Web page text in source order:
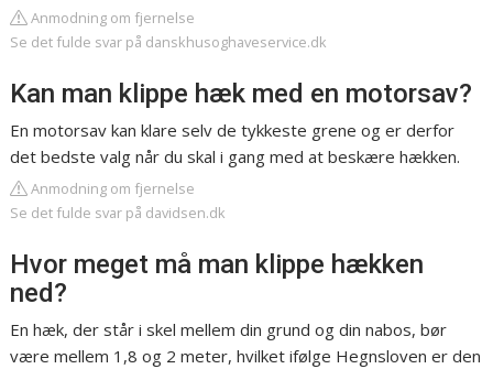
Anmodning om fjernelse
Se det fulde svar på danskhusoghaveservice.dk
Kan man klippe hæk med en motorsav?
En motorsav kan klare selv de tykkeste grene og er derfor
det bedste valg når du skal i gang med at beskære hækken.
Anmodning om fjernelse
Se det fulde svar på davidsen.dk
Hvor meget må man klippe hækken
ned?
En hæk, der står i skel mellem din grund og din nabos, bør
være mellem 1,8 og 2 meter, hvilket ifølge Hegnsloven er den